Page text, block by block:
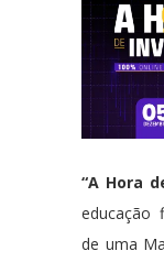
“A Hora
educação
de uma